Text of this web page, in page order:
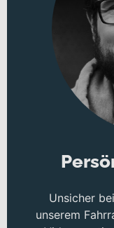
Unsicher
unserem